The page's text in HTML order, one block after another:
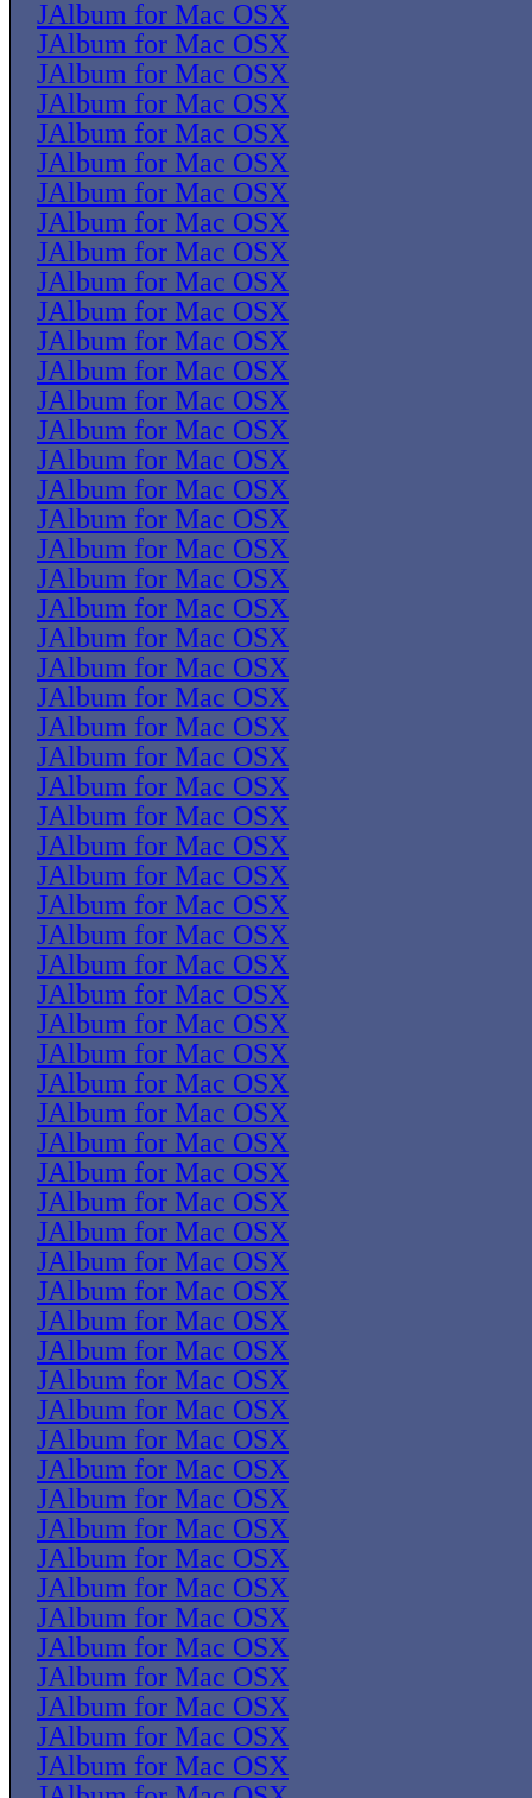
JAlbum for Mac OSX
JAlbum for Mac OSX
JAlbum for Mac OSX
JAlbum for Mac OSX
JAlbum for Mac OSX
JAlbum for Mac OSX
JAlbum for Mac OSX
JAlbum for Mac OSX
JAlbum for Mac OSX
JAlbum for Mac OSX
JAlbum for Mac OSX
JAlbum for Mac OSX
JAlbum for Mac OSX
JAlbum for Mac OSX
JAlbum for Mac OSX
JAlbum for Mac OSX
JAlbum for Mac OSX
JAlbum for Mac OSX
JAlbum for Mac OSX
JAlbum for Mac OSX
JAlbum for Mac OSX
JAlbum for Mac OSX
JAlbum for Mac OSX
JAlbum for Mac OSX
JAlbum for Mac OSX
JAlbum for Mac OSX
JAlbum for Mac OSX
JAlbum for Mac OSX
JAlbum for Mac OSX
JAlbum for Mac OSX
JAlbum for Mac OSX
JAlbum for Mac OSX
JAlbum for Mac OSX
JAlbum for Mac OSX
JAlbum for Mac OSX
JAlbum for Mac OSX
JAlbum for Mac OSX
JAlbum for Mac OSX
JAlbum for Mac OSX
JAlbum for Mac OSX
JAlbum for Mac OSX
JAlbum for Mac OSX
JAlbum for Mac OSX
JAlbum for Mac OSX
JAlbum for Mac OSX
JAlbum for Mac OSX
JAlbum for Mac OSX
JAlbum for Mac OSX
JAlbum for Mac OSX
JAlbum for Mac OSX
JAlbum for Mac OSX
JAlbum for Mac OSX
JAlbum for Mac OSX
JAlbum for Mac OSX
JAlbum for Mac OSX
JAlbum for Mac OSX
JAlbum for Mac OSX
JAlbum for Mac OSX
JAlbum for Mac OSX
JAlbum for Mac OSX